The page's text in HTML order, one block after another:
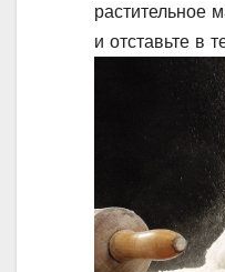
растительное
и отставьте в